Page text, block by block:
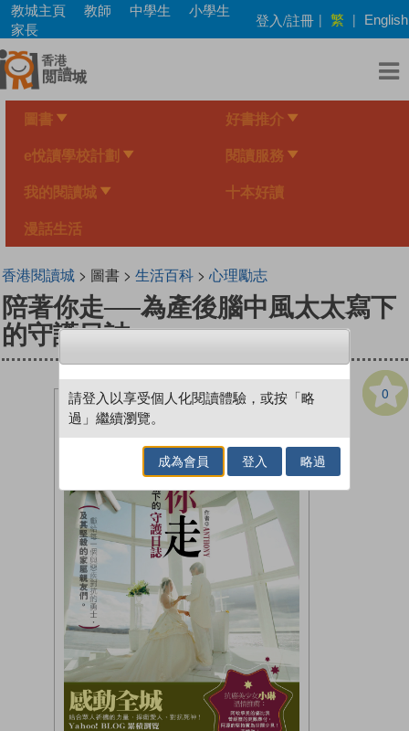
Skip
main
content
教城主頁 教師 中學生
小學生
家長
登入/註冊 | 繁 | English
圖書 好書推介
e悅讀學校計劃 閱讀服務
我的閱讀城 十本好讀
漫話生活
香港閱讀城> 圖書 > 生活百科> 心理勵志
陪著你走──為產後腦中風太太寫下
的守護日誌
0
請登入以享受個人化閱讀體驗，或按「略
過」繼續瀏覽。
成為會員 登入 略過